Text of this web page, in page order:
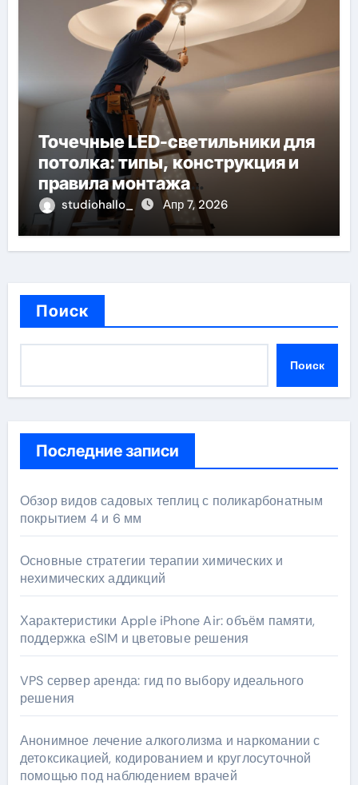
Точечные LED-светильники для
потолка: типы, конструкция и
правила монтажа
встраиваемых спотов
studiohallo_ Апр 7, 2026
Поиск
Поиск
Последние записи
Обзор видов садовых теплиц с поликарбонатным
покрытием 4 и 6 мм
Основные стратегии терапии химических и
нехимических аддикций
Характеристики Apple iPhone Air: объём памяти,
поддержка eSIM и цветовые решения
VPS сервер аренда: гид по выбору идеального
решения
Анонимное лечение алкоголизма и наркомании с
детоксикацией, кодированием и круглосуточной
помощью под наблюдением врачей